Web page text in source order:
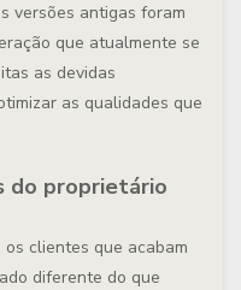
versões antigas foram
que atualmente se
as devidas
as qualidades que
do proprietário
clientes que acabam
diferente do que